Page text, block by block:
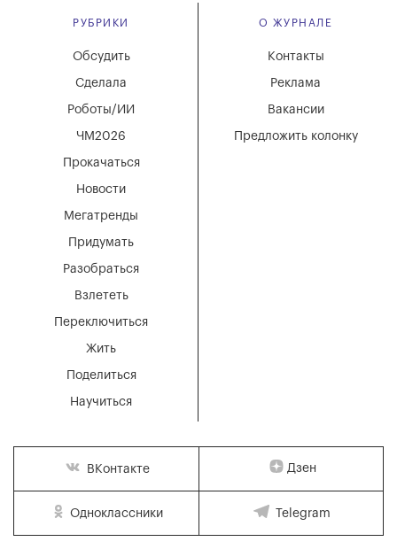
РУБРИКИ
Мегатренды
Придумать
Разобраться
Взлететь
Новости
Переключиться
Жить
Поделиться
Научиться
Обсудить
Сделала
Роботы/ИИ
ЧМ2026
Прокачаться
О ЖУРНАЛЕ
Вакансии
Реклама
Контакты
Предложить колонку
ВКонтакте Дзен
Одноклассники Telegram